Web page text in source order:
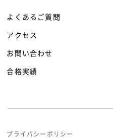
よくあるご質問
アクセス
お問い合わせ
合格実績
プライバシーポリシー